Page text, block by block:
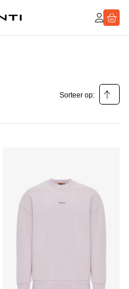
Sorteer op:
Populariteit hoog - laag